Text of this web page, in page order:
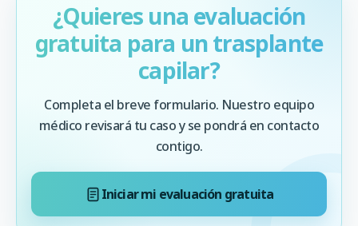
¿Quieres una evaluación
gratuita para un trasplante
capilar?
Completa el breve formulario. Nuestro equipo
médico revisará tu caso y se pondrá en contacto
contigo.
Iniciar mi evaluación gratuita